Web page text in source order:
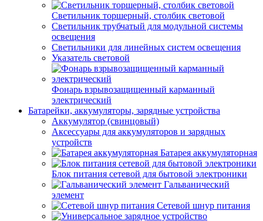
Светильник торшерный, столбик световой
Светильник трубчатый для модульной системы
освещения
Светильники для линейных систем освещения
Указатель световой
Фонарь взрывозащищенный карманный
электрический
Батарейки, аккумуляторы, зарядные устройства
Аккумулятор (свинцовый)
Аксессуары для аккумуляторов и зарядных
устройств
Батарея аккумуляторная
Блок питания сетевой для бытовой электроники
Гальванический
элемент
Сетевой шнур питания